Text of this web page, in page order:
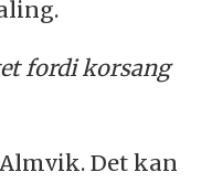
fordi korsang
Det kan